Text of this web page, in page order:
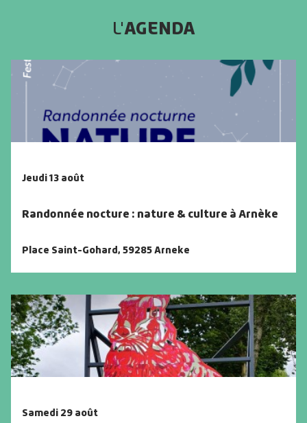
L'AGENDA
Jeudi 13 août
Randonnée nocture : nature & culture à Arnèke
Place Saint-Gohard,59285 Arneke
Voir -Randonnée nocture : nature & culture à Arnèke
Samedi 29 août